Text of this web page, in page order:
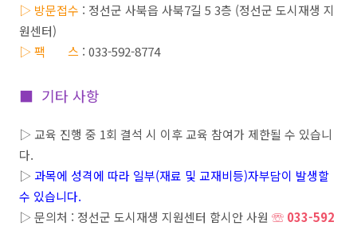
▷ 방문접수 : 정선군 사북읍 사북7길 5 3층 (정선군 도시재생 지
원센터)
▷ 팩 스 : 033-592-8774
■ 기타 사항
▷ 교육 진행 중 1회 결석 시 이후 교육 참여가 제한될 수 있습니
다.
▷ 과목에 성격에 따라 일부(재료 및 교재비등)자부담이 발생할
수 있습니다.
▷ 문의처 : 정선군 도시재생 지원센터 함시안 사원 ☏ 033-592